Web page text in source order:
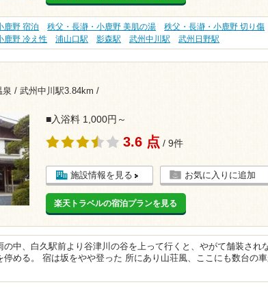
鹿野 宿泊 秩父・長瀞・小鹿野 美肌の湯
秩父・長瀞・小鹿野 切り傷
鹿野 冷え性
浦山口駅 影森駅 武州中川駅 武州日野駅
泉 / 武州中川駅3.84km /
■入浴料 1,000円～
3.6 点 / 9件
施設情報を見る お気に入りに追加
楽天トラベルの宿泊プランを見る
の中、白久駅前より谷津川の谷を上って行くと、やがて舗装され
停める。 宿は坂をやや登った 所にあり山荘風、ここにも数台の車